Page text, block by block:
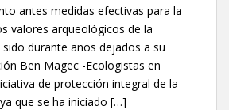
antes medidas efectivas para la
valores arqueológicos de la
durante años dejados a su
Ben Magec -Ecologistas en
de protección integral de la
que se ha iniciado […]